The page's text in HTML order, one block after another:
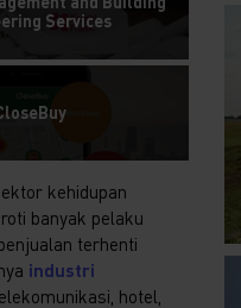
Services
kehidupan
banyak pelaku
terhenti
industri
hotel,